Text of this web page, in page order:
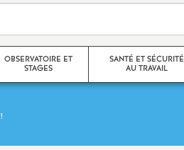
OBSERVATOIRE ET
STAGES
SANTÉ ET SÉCURITÉ
AU TRAVAIL
!